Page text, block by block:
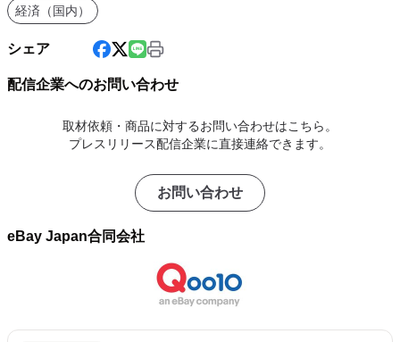
経済（国内）
シェア
配信企業へのお問い合わせ
取材依頼・商品に対するお問い合わせはこちら。
プレスリリース配信企業に直接連絡できます。
お問い合わせ
eBay Japan合同会社